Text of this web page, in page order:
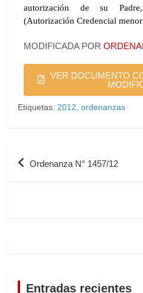
autorización de su
(Autorización Credencial
MODIFICADA POR
VER DOCUMENTO
Etiquetas: 2012 ordenanzas
Ordenanza N° 1457/12
Entradas recientes